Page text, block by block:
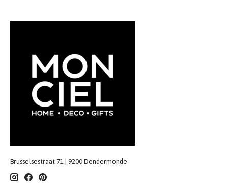
Brusselsestraat 71 | 9200 Dendermonde